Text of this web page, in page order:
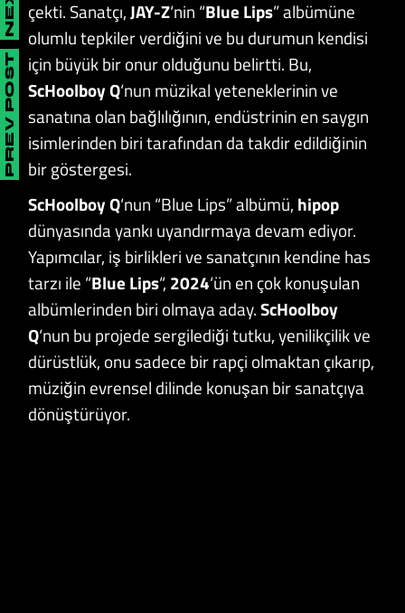
çekti. Sanatçı,JAY-Z‘nin “Blue Lips” albümüne
olumlu tepkiler verdiğini ve bu durumun kendisi
için büyük bir onur olduğunu belirtti. Bu,
ScHoolboy Q‘nun müzikal yeteneklerinin ve
sanatına olan bağlılığının, endüstrinin en saygın
isimlerinden biri tarafından da takdir edildiğinin
bir göstergesi.
ScHoolboy Q‘nun “Blue Lips” albümü, hipop
dünyasında yankı uyandırmaya devam ediyor.
Yapımcılar, iş birlikleri ve sanatçının kendine has
tarzı ile “Blue Lips“, 2024‘ün en çok konuşulan
albümlerinden biri olmaya aday.ScHoolboy
Q‘nun bu projede sergilediği tutku, yenilikçilik ve
dürüstlük, onu sadece bir rapçi olmaktan çıkarıp,
müziğin evrensel dilinde konuşan bir sanatçıya
dönüştürüyor.
PREV POST